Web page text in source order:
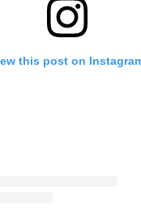
this post on